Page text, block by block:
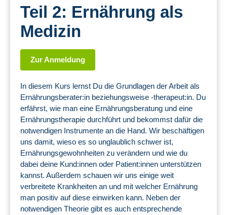
Teil 2: Ernährung als
Medizin
Zur Anmeldung
In diesem Kurs lernst Du die Grundlagen der Arbeit als
Ernährungsberater:in beziehungsweise -therapeut:in. Du
erfährst, wie man eine Ernährungsberatung und eine
Ernährungstherapie durchführt und bekommst dafür die
notwendigen Instrumente an die Hand. Wir beschäftigen
uns damit, wieso es so unglaublich schwer ist,
Ernährungsgewohnheiten zu verändern und wie du
dabei deine Kund:innen oder Patient:innen unterstützen
kannst. Außerdem schauen wir uns einige weit
verbreitete Krankheiten an und mit welcher Ernährung
man positiv auf diese einwirken kann. Neben der
notwendigen Theorie gibt es auch entsprechende